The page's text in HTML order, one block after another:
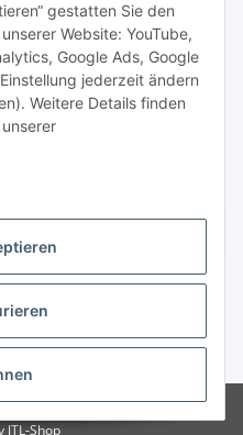
gestatten Sie den
Website: YouTube,
Google Ads, Google
jederzeit ändern
Weitere Details finden
JTL-Shop